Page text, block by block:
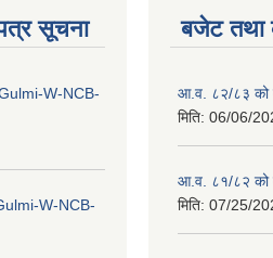
सूचना
W-NCB-
W-NCB-
बजेट तथा
आ.व. ८२/८३ को
मिति: 06/06/
आ.व. ८१/८२ को
मिति: 07/25/